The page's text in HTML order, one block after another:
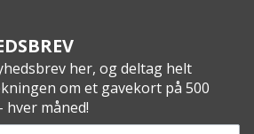
her, og deltag helt
om et gavekort på 500
måned!